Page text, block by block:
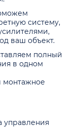
систему,
ваш объект.
полный
в одном
монтажное
управления